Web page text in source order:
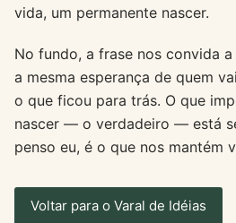
vida, um permanente nascer.
No fundo, a frase nos convida
a mesma esperança de quem
o que ficou para trás. O que
nascer — o verdadeiro — está
penso eu, é o que nos mantém
Voltar para o Varal de Idéias